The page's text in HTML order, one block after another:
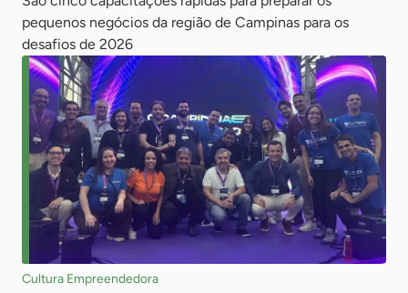
pequenos negócios da região de Campinas para os
desafios de 2026
Cultura Empreendedora